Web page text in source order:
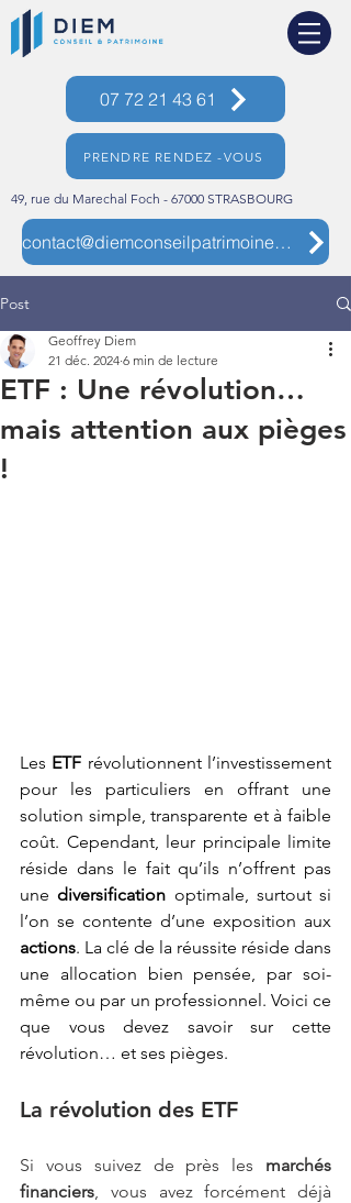
07 72 21 43 61
PRENDRE RENDEZ -VOUS
49, rue du Marechal Foch - 67000 STRASBOURG
contact@diemconseilpatrimoine.com
Post
ETF : Une révolution…
mais attention aux pièges
!
Geoffrey Diem
21 déc. 2024 6 min de lecture
Les ETF révolutionnent l’investissement
pour les particuliers en offrant une
solution simple, transparente et à faible
coût. Cependant, leur principale limite
réside dans le fait qu’ils n’offrent pas
une diversification optimale, surtout si
actions. La clé de la réussite réside dans
une allocation bien pensée, par soi-
même ou par un professionnel. Voici ce
que vous devez savoir sur cette
révolution… et ses pièges.
La révolution des ETF
Si vous suivez de près les marchés
financiers, vous avez forcément déjà